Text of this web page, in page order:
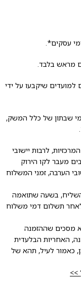
מראש בלבד.
למועדים שיקבעו על ידי
שבתון של כלל המשק,
לרבות יישובי
מעבר לקו הירוק
הערבה, זמני המשלוח
השליח, בשעה שתואמה
תשלום דמי משלוח
מסכים שההזמנה
האחריות הבלעדית
כאמור לעיל, תהא של
>>